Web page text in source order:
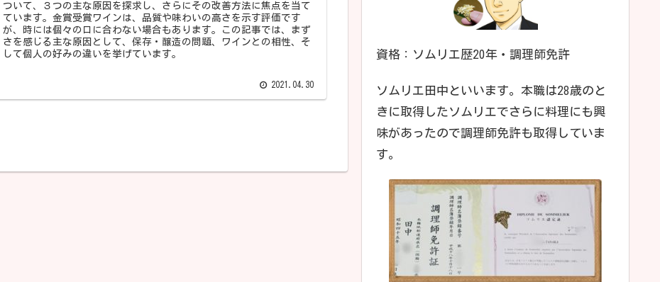
ついて、３つの主な原因を探求し、さらにその改善方法に焦点を当て
ています。金賞受賞ワインは、品質や味わいの高さを示す評価です
が、時には個々の口に合わない場合もあります。この記事では、まず
さを感じる主な原因として、保存・醸造の問題、ワインとの相性、そ
して個人の好みの違いを挙げています。
2021.04.30
資格：ソムリエ歴20年・調理師免許
ソムリエ田中といいます。本職は28歳のと
きに取得したソムリエでさらに料理にも興
味があったので調理師免許も取得していま
す。